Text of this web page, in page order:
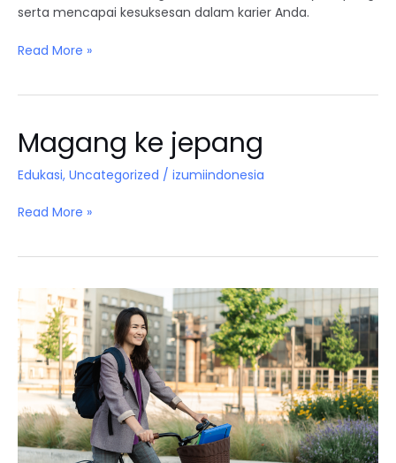
serta mencapai kesuksesan dalam karier Anda.
Read More »
Magang ke jepang
Edukasi, Uncategorized / izumiindonesia
Magang
ke
jepang
Read More »
Pelatihan
Kerja
ke
Jepang:
Faktor
Penting
yang
Harus
Diketahui